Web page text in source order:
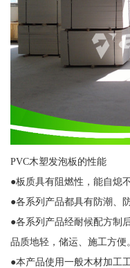
PVC木塑发泡板的性能
●板质具有阻燃性，能自熄
●各系列产品都具有防潮、
●各系列产品经耐候配方制
品质地轻，储运、施工方便。
●本产品使用一般木材加工